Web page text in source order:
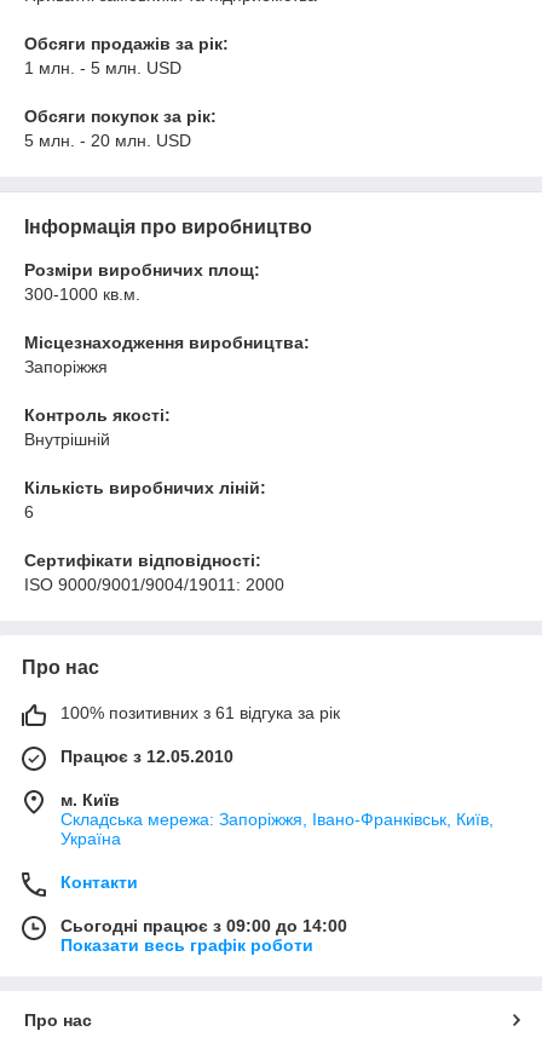
Обсяги продажів за рік:
1 млн. - 5 млн. USD
Обсяги покупок за рік:
5 млн. - 20 млн. USD
Інформація про виробництво
Розміри виробничих площ:
300-1000 кв.м.
Місцезнаходження виробництва:
Запоріжжя
Контроль якості:
Внутрішній
Кількість виробничих ліній:
6
Сертифікати відповідності:
ISO 9000/9001/9004/19011: 2000
Про нас
100% позитивних з 61 відгука за рік
Працює з 12.05.2010
м. Київ
Складська мережа: Запоріжжя, Івано-Франківськ, Київ,
Україна
Контакти
Сьогодні працює з 09:00 до 14:00
Показати весь графік роботи
Про нас